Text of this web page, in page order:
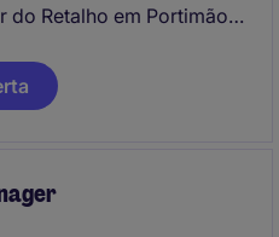
do Retalho em Portimão.
o cumprimento de
cliente.